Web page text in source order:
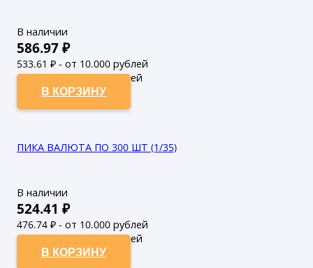
В наличии
586.97₽
533.61 ₽ - от 10.000 рублей
485.1₽ - от 50.000 рублей
В КОРЗИНУ
ПИКА ВАЛЮТА ПО 300 ШТ (1/35)
В наличии
524.41 ₽
476.74 ₽ - от 10.000 рублей
433.4₽ - от 50.000 рублей
В КОРЗИНУ